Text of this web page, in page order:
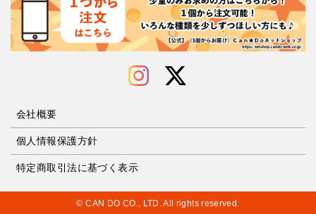
会社概要
個人情報保護方針
特定商取引法に基づく表示
© CAN DO CO., LTD. All rights reserved.